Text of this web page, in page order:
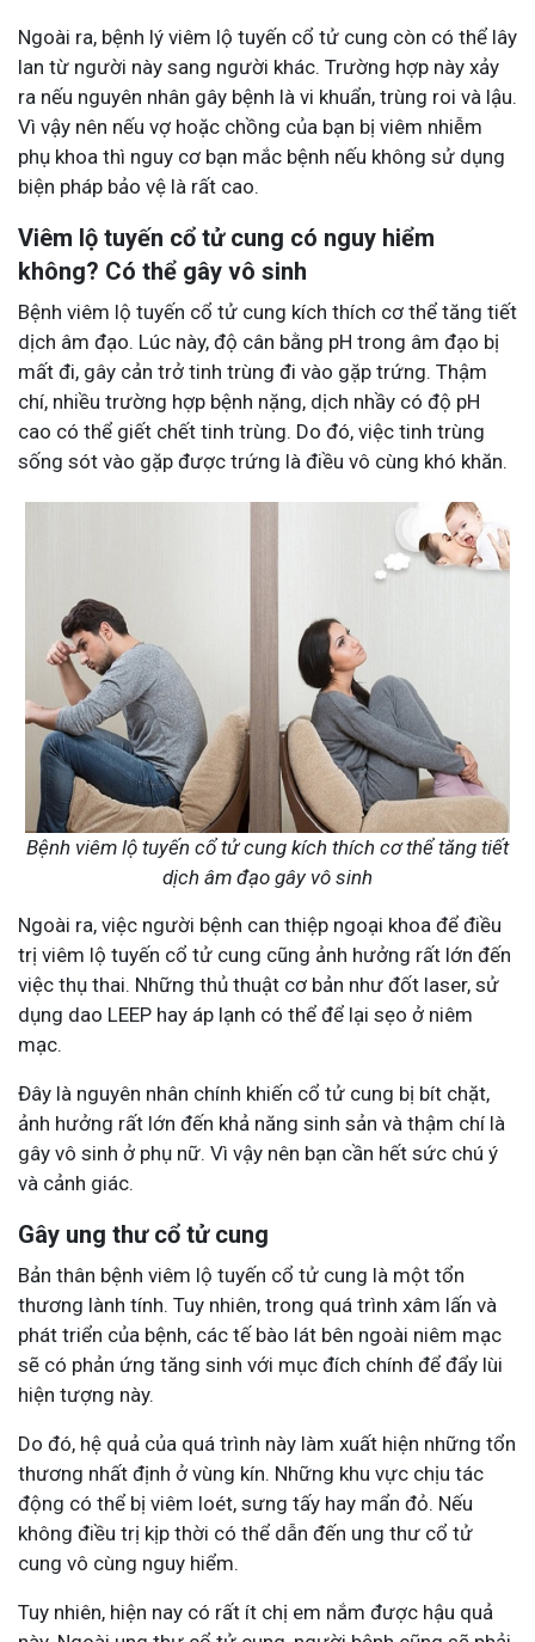
Ngoài ra, bệnh lý viêm lộ tuyến cổ tử cung còn có thể lây
lan từ người này sang người khác. Trường hợp này xảy
ra nếu nguyên nhân gây bệnh là vi khuẩn, trùng roi và lậu.
Vì vậy nên nếu vợ hoặc chồng của bạn bị viêm nhiễm
phụ khoa thì nguy cơ bạn mắc bệnh nếu không sử dụng
biện pháp bảo vệ là rất cao.
Viêm lộ tuyến cổ tử cung có nguy hiểm
không? Có thể gây vô sinh
Bệnh viêm lộ tuyến cổ tử cung kích thích cơ thể tăng tiết
dịch âm đạo. Lúc này, độ cân bằng pH trong âm đạo bị
mất đi, gây cản trở tinh trùng đi vào gặp trứng. Thậm
chí, nhiều trường hợp bệnh nặng, dịch nhầy có độ pH
cao có thể giết chết tinh trùng. Do đó, việc tinh trùng
sống sót vào gặp được trứng là điều vô cùng khó khăn.
Bệnh viêm lộ tuyến cổ tử cung kích thích cơ thể tăng tiết
dịch âm đạo gây vô sinh
Ngoài ra, việc người bệnh can thiệp ngoại khoa để điều
trị viêm lộ tuyến cổ tử cung cũng ảnh hưởng rất lớn đến
việc thụ thai. Những thủ thuật cơ bản như đốt laser, sử
dụng dao LEEP hay áp lạnh có thể để lại sẹo ở niêm
mạc.
Đây là nguyên nhân chính khiến cổ tử cung bị bít chặt,
ảnh hưởng rất lớn đến khả năng sinh sản và thậm chí là
gây vô sinh ở phụ nữ. Vì vậy nên bạn cần hết sức chú ý
và cảnh giác.
Gây ung thư cổ tử cung
Bản thân bệnh viêm lộ tuyến cổ tử cung là một tổn
thương lành tính. Tuy nhiên, trong quá trình xâm lấn và
phát triển của bệnh, các tế bào lát bên ngoài niêm mạc
sẽ có phản ứng tăng sinh với mục đích chính để đẩy lùi
hiện tượng này.
Do đó, hệ quả của quá trình này làm xuất hiện những tổn
thương nhất định ở vùng kín. Những khu vực chịu tác
động có thể bị viêm loét, sưng tấy hay mẩn đỏ. Nếu
không điều trị kịp thời có thể dẫn đến ung thư cổ tử
cung vô cùng nguy hiểm.
Tuy nhiên, hiện nay có rất ít chị em nắm được hậu quả